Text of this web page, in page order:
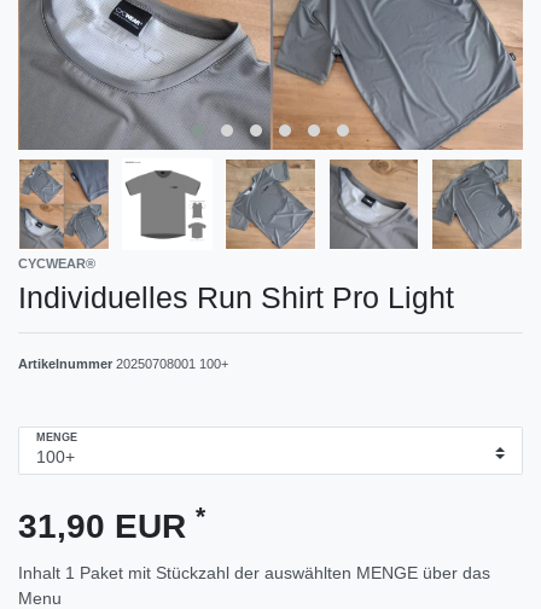
CYCWEAR®
Individuelles Run Shirt Pro Light
Artikelnummer 20250708001 100+
MENGE
31,90 EUR *
Inhalt 1 Paket mit Stückzahl der auswählten MENGE über das
Menu